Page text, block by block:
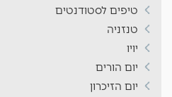
טיפים לסטודנטים
טנזניה
יויו
יום הורים
יום הזיכרון